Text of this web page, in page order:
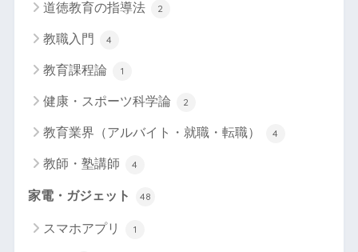
道徳教育の指導法 2
教職入門 4
教育課程論 1
健康・スポーツ科学論 2
教育業界（アルバイト・就職・転職） 4
教師・塾講師 4
家電・ガジェット 48
スマホアプリ 1